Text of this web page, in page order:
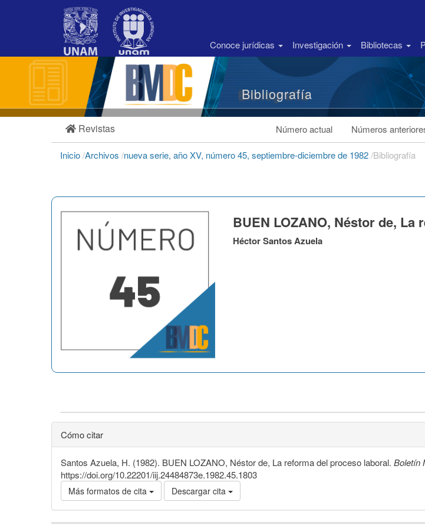
Barra
Conoce jurídicas Investigación Bibliotecas
Bibliografía
Revistas Número actual Números
Inicio/Archivos /nueva serie, año XV, número 45, septiembre-diciembre de 1982/Bibliografía
BUEN LOZANO, Néstor de,
Héctor Santos Azuela
Cómo citar
Santos Azuela, H. (1982). BUEN LOZANO, Néstor de, La reforma del proceso laboral. Boletín
https://doi.org/10.22201/iij.24484873e.1982.45.1803
Más formatos de cita Descargar cita